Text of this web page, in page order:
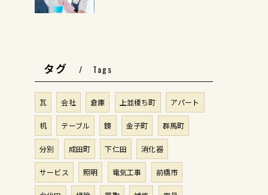
タグ Tags
瓦 会社 倉庫 上並榎ち町 アパート
机 テーブル 鏡 金子町 群馬町
分別 成田町 下仁田 消化器
サービス 照明 電気工事 前橋市